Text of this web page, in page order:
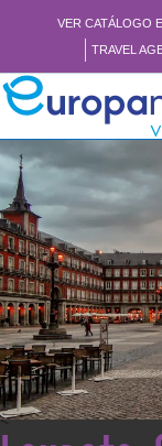
VER CATÁLOGO
TRAVEL
<